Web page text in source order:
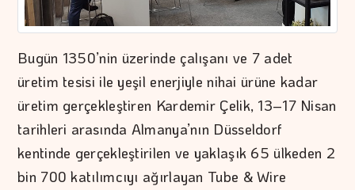
Bugün 1350’nin üzerinde çalışanı ve 7 adet
üretim tesisi ile yeşil enerjiyle nihai ürüne kadar
üretim gerçekleştiren Kardemir Çelik, 13–17 Nisan
tarihleri arasında Almanya’nın Düsseldorf
kentinde gerçekleştirilen ve yaklaşık 65 ülkeden 2
bin 700 katılımcıyı ağırlayan Tube & Wire